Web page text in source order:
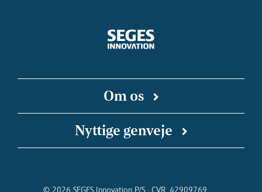
Om os
SEGES Innovation er en uafhængig forsknings-
og innovationsvirksomhed, der arbejder for en
indsigter med digitale teknologier, så ny viden
Nyttige genveje